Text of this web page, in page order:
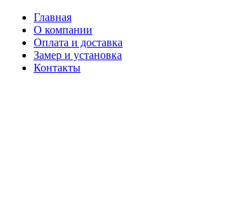
Главная
О компании
Оплата и доставка
Замер и установка
Контакты